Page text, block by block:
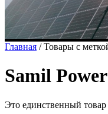
Главная / Товары с
Samil Power
Это единственный товар